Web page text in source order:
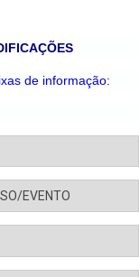
de informação:
EVENTO